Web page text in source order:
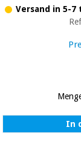
Versand in 5-7
In